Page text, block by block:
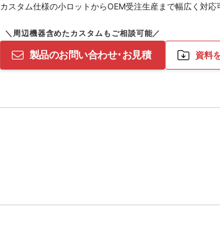
カスタム仕様の小ロットからOEM受注生産まで幅広く対応
製品のお問い合わせ･お見積 資料